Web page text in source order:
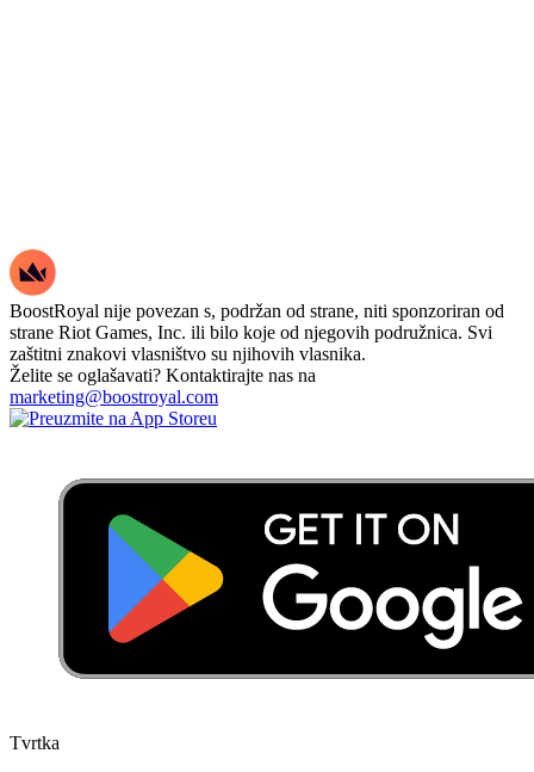
BoostRoyal nije povezan s, podržan od strane, niti sponzoriran od
strane Riot Games, Inc. ili bilo koje od njegovih podružnica. Svi
zaštitni znakovi vlasništvo su njihovih vlasnika.
Želite se oglašavati? Kontaktirajte nas na
marketing@boostroyal.com
Tvrtka